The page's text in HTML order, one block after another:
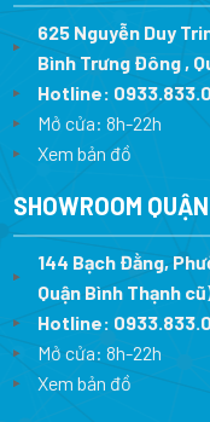
625 Nguyễn Duy
Bình Trưng Đông ,
Hotline:
Mở cửa: 8h-22h
Xem bản đồ
SHOWROOM
144 Bạch Đằng,
Quận Bình Thạnh
Hotline:
Mở cửa: 8h-22h
Xem bản đồ